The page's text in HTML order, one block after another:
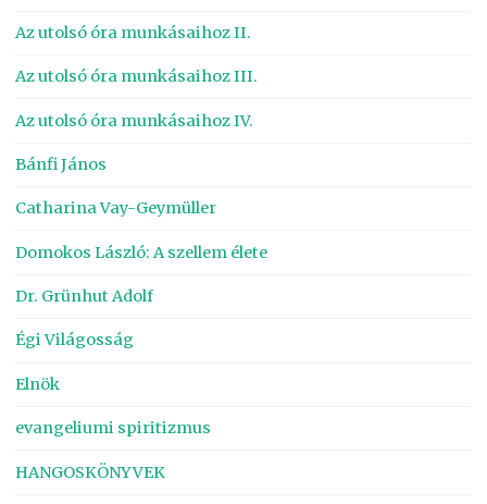
Az utolsó óra munkásaihoz II.
Az utolsó óra munkásaihoz III.
Az utolsó óra munkásaihoz IV.
Bánfi János
Catharina Vay-Geymüller
Domokos László: A szellem élete
Dr. Grünhut Adolf
Égi Világosság
Elnök
evangeliumi spiritizmus
HANGOSKÖNYVEK